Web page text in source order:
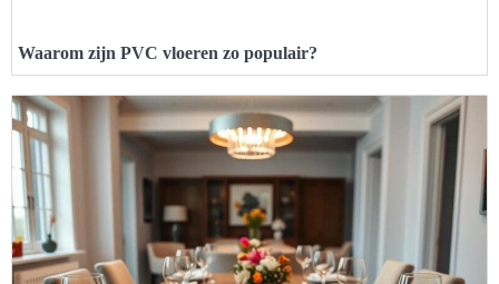
Waarom zijn PVC vloeren zo populair?